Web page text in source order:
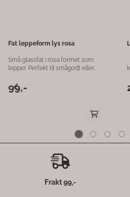
Fat leppeform lys rosa